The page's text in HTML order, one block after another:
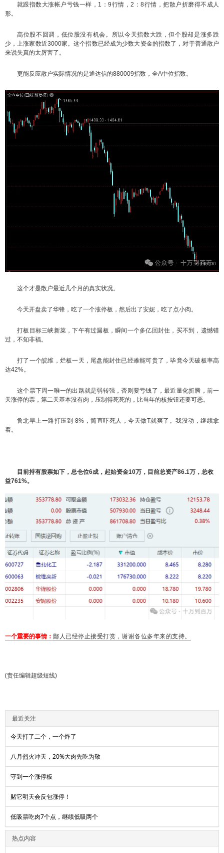
就跟指数大涨帐户亏钱一样，1：9行情，2：8行情，把散户折磨得不成人
形。
高位股不回调，低位股没有机会。所以今天指数大跌，但个股却是涨多跌
少，上涨家数近3000家。这个指数已经成为少数大资金的指数了，对于普通散户
来说失真的太厉害了。
更能反应散户实际情况的是通达信的880009指数，全A中位指数。
这个才是散户最近几个月的真实状况。
今天开盘卖了华锋，吃了一个涨停板，然后出了安妮，吃了点小肉。
打板目标三峡新菜，下午有过漏板，瞬间一个多亿回封住，买不到，遗憾错
过，不知非福。
打了一个皖维，烂板一天，尾盘能封住已经难能可贵了，毕竟今天破板率高
达42%。
这个票下周一唯一的出路就是弱转强，否则要亏钱了，最近量化折腾，前一
天涨停的票，第二天基本没有肉，压制得死死的，比当年的核按钮还要可恶。
鲁北早上一路打压到-8%，简直吓死人，今天做T就爽了。我没动，继续拿
着。
目前持有股票如下，总仓位6成，起始资金10万，目前总资产86.1万，总收
益761%。
一个重要的事情： 鄙人已经停止接受打赏，谢谢各位多年来的支持。
(责任编辑超级短线)
最近关注
今天打了二个，一个炸了
八月烈火冲天，20%大肉先吃为敬
守到一个涨停板
赌它明天会反包涨停！
低吸票吃肉7个点，继续低吸两个
热点内容